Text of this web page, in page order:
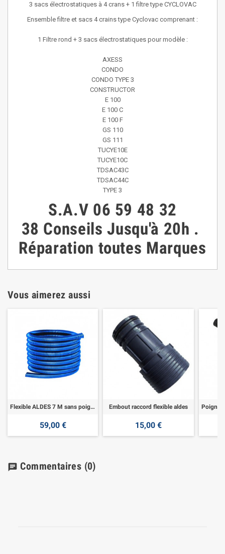
3 sacs électrostatiques à 4 crans + 1 filtre type CYCLOVAC
Ensemble filtre et sacs 4 crains type Cyclovac comprenant :
1 Filtre rond + 3 sacs électrostatiques pour modèle :
AXESS
CONDO
CONDO TYPE 3
CONSTRUCTOR
E 100
E 100 C
E 100 F
GS 110
GS 111
TUCYE10E
TUCYE10C
TDSAC43C
TDSAC44C
TYPE 3
S.A.V 06 59 48 32
38 ConseilsJusqu'à 20h .
Réparation toutes Marques
Vous aimerez aussi
Flexible ALDES 7 M sans poignée pneumatique sans raccord
59,00 €
Embout raccord flexible aldes
15,00 €
chat Commentaires (0)